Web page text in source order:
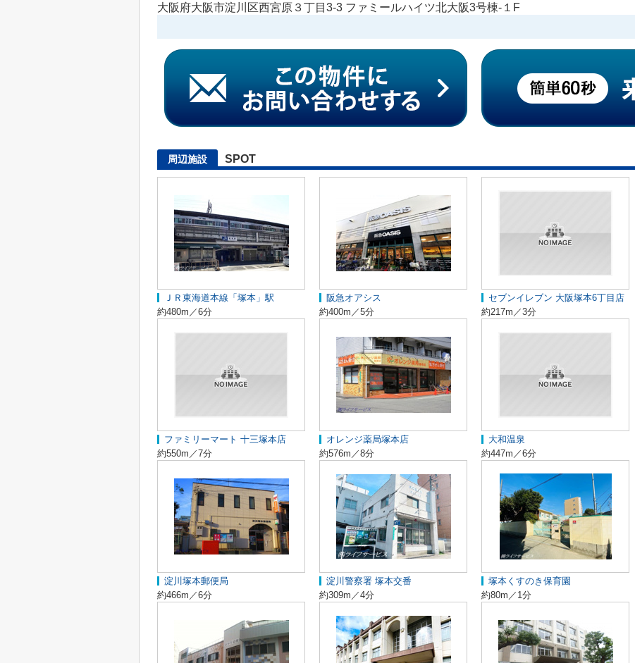
大阪府大阪市淀川区西宮原３丁目3-3 ファミールハイツ北大阪3号棟-１F
周辺施設 SPOT
ＪＲ東海道本線「塚本」駅
約480m／6分
阪急オアシス
約400m／5分
セブンイレブン 大阪塚本6丁目店
約217m／3分
ファミリーマート 十三塚本店
約550m／7分
オレンジ薬局塚本店
約576m／8分
大和温泉
約447m／6分
淀川塚本郵便局
約466m／6分
淀川警察署 塚本交番
約309m／4分
塚本くすのき保育園
約80m／1分